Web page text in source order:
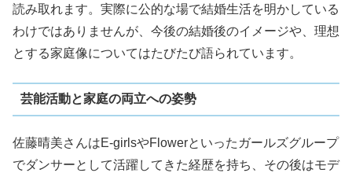
読み取れます。実際に公的な場で結婚生活を明かしている
わけではありませんが、今後の結婚後のイメージや、理想
とする家庭像についてはたびたび語られています。
芸能活動と家庭の両立への姿勢
佐藤晴美さんはE-girlsやFlowerといったガールズグループ
でダンサーとして活躍してきた経歴を持ち、その後はモデ